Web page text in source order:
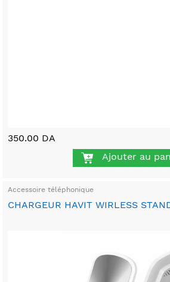
350.00 DA
Ajouter au
Accessoire téléphonique
CHARGEUR HAVIT WIRLESS